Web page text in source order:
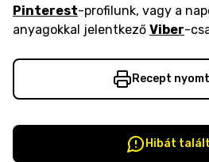
Pinterest-profilunk, vagy a
anyagokkal jelentkező Viber-
Recept
Hibát